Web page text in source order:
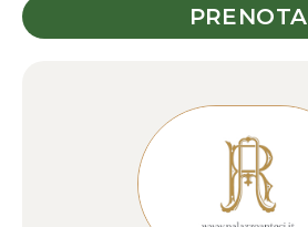
PRENOTA